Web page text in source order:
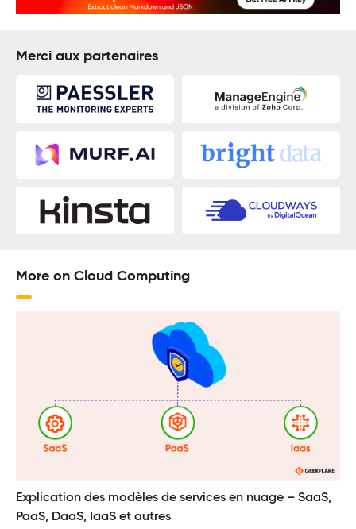
Merci aux partenaires
More on Cloud Computing
Explication des modèles de services en nuage – SaaS,
PaaS, DaaS, IaaS et autres